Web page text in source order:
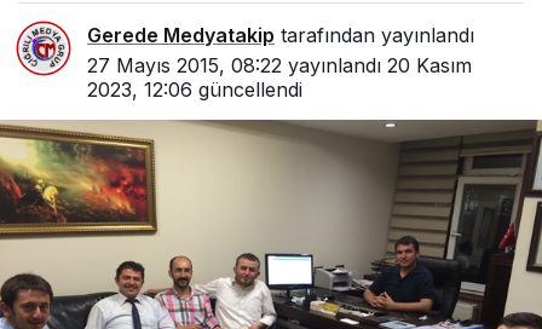
Gerede Medyatakip tarafından yayınlandı
27 Mayıs 2015, 08:22 yayınlandı 20 Kasım
2023, 12:06 güncellendi